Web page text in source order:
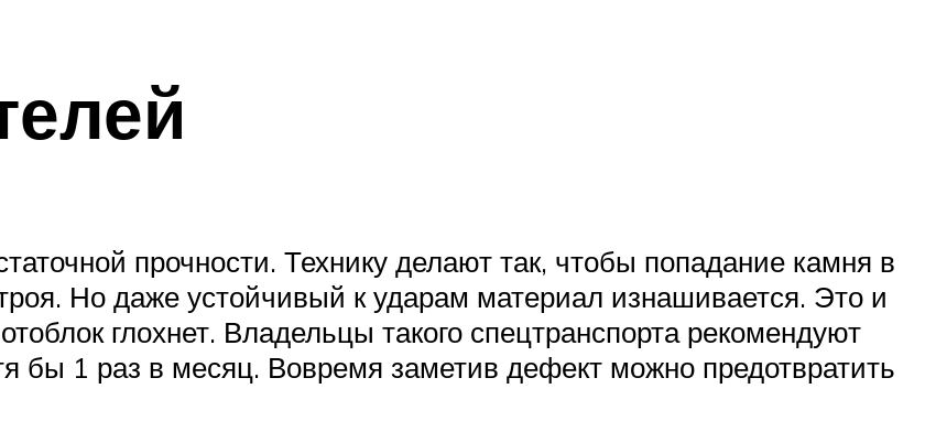
прочности. Технику делают так, чтобы попадание камня в
Но даже устойчивый к ударам материал изнашивается. Это и
глохнет. Владельцы такого спецтранспорта рекомендуют
бы 1 раз в месяц. Вовремя заметив дефект можно предотвратить